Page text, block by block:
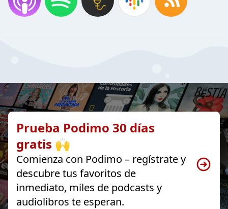
Prueba Podimo 30 días
gratis 🙌
Comienza con Podimo – regístrate y
descubre tus favoritos de
inmediato, miles de podcasts y
audiolibros te esperan.